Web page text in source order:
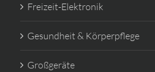
Freizeit-Elektronik
Gesundheit & Körperpflege
Großgeräte